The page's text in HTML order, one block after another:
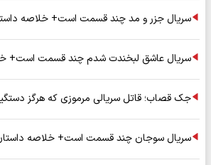
سریال جزر و مد چند قسمت است+ خلاصه
سریال عاشق لبخندت شدم چند قسمت است+
جک قصاب؛ قاتل سریالی مرموزی که هرگز
سریال سوجان چند قسمت است+ خلاصه داستان